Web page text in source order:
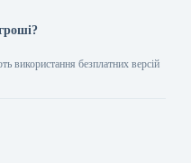
використання безплатних версій